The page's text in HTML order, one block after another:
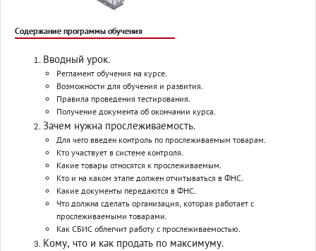
Содержание программы обучения
Вводный урок.
Регламент обучения на курсе.
Возможности для обучения и развития.
Правила проведения тестирования.
Получение документа об окончании курса.
Зачем нужна прослеживаемость.
Для чего введен контроль по прослеживаемым товарам.
Кто участвует в системе контроля.
Какие товары относятся к прослеживаемым.
Кто и на каком этапе должен отчитываться в ФНС.
Какие документы передаются в ФНС.
Что должна сделать организация, которая работает с
прослеживаемыми товарами.
Как СБИС облегчит работу с прослеживаемостью.
Кому, что и как продать по максимуму.